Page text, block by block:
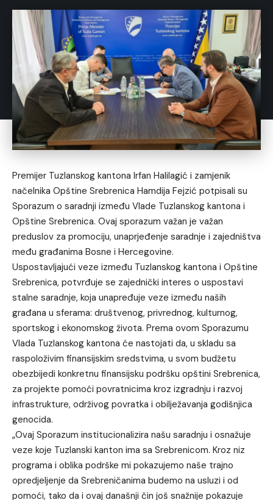
Premijer Tuzlanskog kantona Irfan Halilagić i zamjenik
načelnika Opštine Srebrenica Hamdija Fejzić potpisali su
Sporazum o saradnji između Vlade Tuzlanskog kantona i
Opštine Srebrenica. Ovaj sporazum važan je važan
preduslov za promociju, unaprjeđenje saradnje i zajedništva
među građanima Bosne i Hercegovine.
Uspostavljajući veze između Tuzlanskog kantona i Opštine
Srebrenica, potvrđuje se zajednički interes o uspostavi
stalne saradnje, koja unapređuje veze između naših
građana u sferama: društvenog, privrednog, kulturnog,
sportskog i ekonomskog života. Prema ovom Sporazumu
Vlada Tuzlanskog kantona će nastojati da, u skladu sa
raspoloživim finansijskim sredstvima, u svom budžetu
obezbijedi konkretnu finansijsku podršku opštini Srebrenica,
za projekte pomoći povratnicima kroz izgradnju i razvoj
infrastrukture, održivog povratka i obilježavanja godišnjica
genocida.
„Ovaj Sporazum institucionalizira našu saradnju i osnažuje
veze koje Tuzlanski kanton ima sa Srebrenicom. Kroz niz
programa i oblika podrške mi pokazujemo naše trajno
opredjeljenje da Srebreničanima budemo na usluzi i od
pomoći, tako da i ovaj današnji čin još snažnije pokazuje